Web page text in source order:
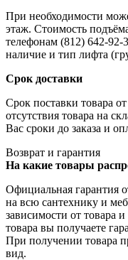
При необходимости
этаж. Стоимость
телефонам (812) 642-92-
наличие и тип лифта
Срок доставки
Срок поставки товара
отсутствия товара на
Вас сроки до заказа и
Возврат и гарантия
На какие товары
Официальная гарантия
на всю сантехнику и
зависимости от товара
товара вы получаете
При получении товара
вид.